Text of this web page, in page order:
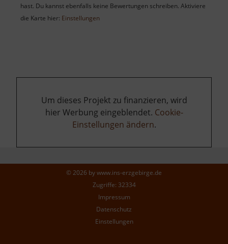
hast. Du kannst ebenfalls keine Bewertungen schreiben. Aktiviere
die Karte hier: Einstellungen
Um dieses Projekt zu finanzieren, wird
hier Werbung eingeblendet. Cookie-
Einstellungen ändern.
© 2026 bywww.ins-erzgebirge.de
Zugriffe: 32334
Impressum
Datenschutz
Einstellungen